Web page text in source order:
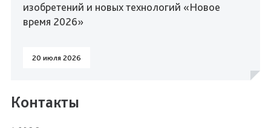
изобретений и новых технологий «Новое
время 2026»
20 июля 2026
Контакты